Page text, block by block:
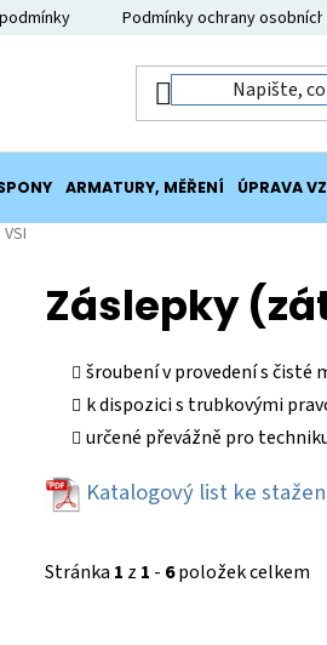
Podmínky ochrany osobních
ARMATURY, MĚŘENÍ ÚPRAVA
Záslepky
šroubení v provedení s čisté
k dispozici s trubkovými
určené převážně pro
Katalogový list ke
Stránka 1 z 1 - 6položek celkem